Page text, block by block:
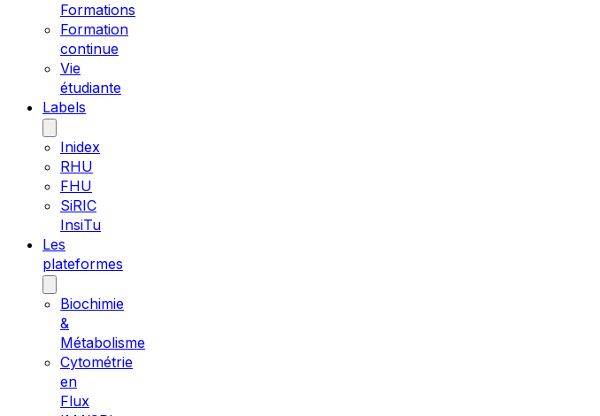
Formations
Formation
continue
Vie
étudiante
Labels
Inidex
RHU
FHU
SiRIC
InsiTu
Les
plateformes
Biochimie
&
Métabolisme
Cytométrie
en
Flux